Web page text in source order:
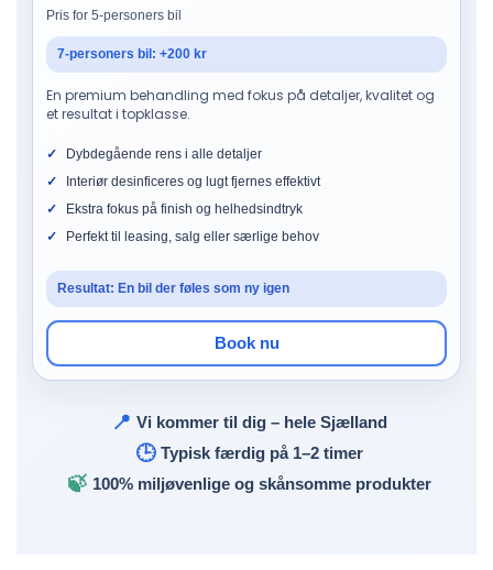
Pris for 5-personers bil
7-personers bil: +200 kr
En premium behandling med fokus på detaljer, kvalitet og
et resultat i topklasse.
Dybdegående rens i alle detaljer
Interiør desinficeres og lugt fjernes effektivt
Ekstra fokus på finish og helhedsindtryk
Perfekt til leasing, salg eller særlige behov
Resultat: En bil der føles som ny igen
Book nu
📍 Vi kommer til dig – hele Sjælland
🕒 Typisk færdig på 1–2 timer
🍃 100% miljøvenlige og skånsomme produkter